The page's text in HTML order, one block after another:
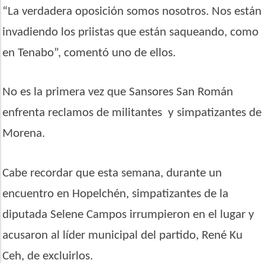
“La verdadera oposición somos nosotros. Nos están
invadiendo los priistas que están saqueando, como
en Tenabo”, comentó uno de ellos.
No es la primera vez que Sansores San Román
enfrenta reclamos de militantes y simpatizantes de
Morena.
Cabe recordar que esta semana, durante un
encuentro en Hopelchén, simpatizantes de la
diputada Selene Campos irrumpieron en el lugar y
acusaron al líder municipal del partido, René Ku
Ceh, de excluirlos.